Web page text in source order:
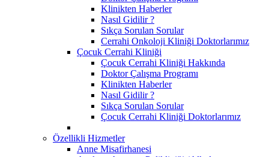
Klinikten Haberler
Nasıl Gidilir ?
Sıkça Sorulan Sorular
Cerrahi Onkoloji Kliniği Doktorlarımız
Çocuk Cerrahi Kliniği
Çocuk Cerrahi Kliniği Hakkında
Doktor Çalışma Programı
Klinikten Haberler
Nasıl Gidilir ?
Sıkça Sorulan Sorular
Çocuk Cerrahi Kliniği Doktorlarımız
Özellikli Hizmetler
Anne Misafirhanesi